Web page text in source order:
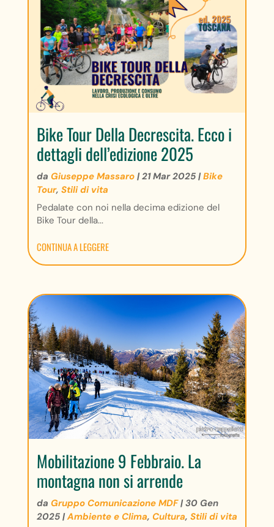
Bike Tour Della Decrescita. Ecco i
dettagli dell’edizione 2025
da Giuseppe Massaro|21 Mar 2025|Bike
Tour, Stili di vita
Pedalate con noi nella decima edizione del
Bike Tour della...
CONTINUA A LEGGERE
Mobilitazione 9 Febbraio. La
montagna non si arrende
da Gruppo Comunicazione MDF|30 Gen
2025|Ambiente e Clima, Cultura, Stili di vita